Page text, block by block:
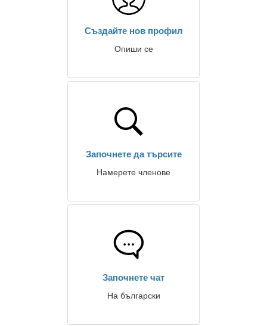
Създайте нов профил
Опиши се
Започнете да търсите
Намерете членове
Започнете чат
На български